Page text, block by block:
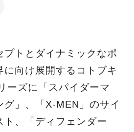
プトとダイナミックなポ
に向け展開するコトブキ
ーズに「スパイダーマ
グ」、「X-MEN」のサイ
ト、「ディフェンダー